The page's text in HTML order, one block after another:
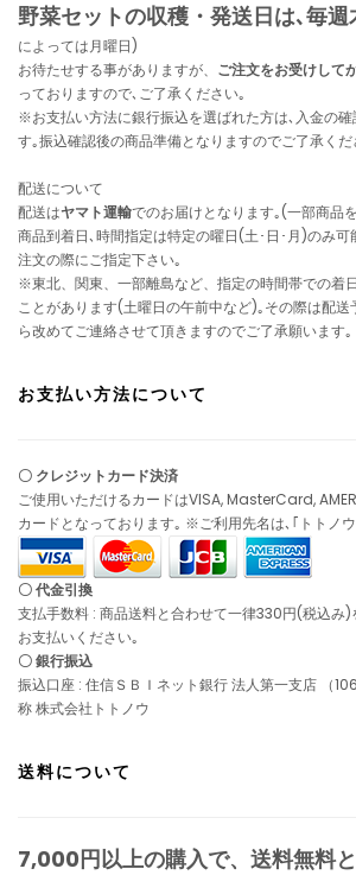
野菜セットの収穫・発送日は､毎週
によっては月曜日)
お待たせする事がありますが、 ご注文をお受けして
っておりますので､ご了承ください｡
※お支払い方法に銀行振込を選ばれた方は､入金の確
す｡振込確認後の商品準備となりますのでご了承くだ
配送について
配送はヤマト運輸でのお届けとなります｡(一部商品
商品到着日､時間指定は特定の曜日(土･日･月)のみ
注文の際にご指定下さい｡
※東北、関東、一部離島など、指定の時間帯での着
ことがあります(土曜日の午前中など)｡その際は配
ら改めてご連絡させて頂きますのでご了承願います｡
お支払い方法について
〇 クレジットカード決済
ご使用いただけるカードはVISA, MasterCard,
カードとなっております｡ ※ご利用先名は､｢トトノ
〇 代金引換
支払手数料 : 商品送料と合わせて一律330円(税込み
お支払いください｡
〇 銀行振込
振込口座 : 住信ＳＢＩネット銀行 法人第一支店 （
称 株式会社トトノウ
送料について
7,000円以上の購入で、 送料無料